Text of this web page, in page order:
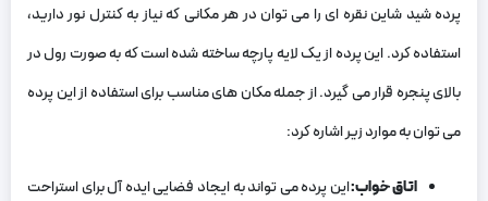
پرده شید شاین نقره ای را می توان در هر مکانی که نیاز به کنترل نور دارید،
استفاده کرد. این پرده از یک لایه پارچه ساخته شده است که به صورت رول در
بالای پنجره قرار می گیرد. از جمله مکان های مناسب برای استفاده از این پرده
می توان به موارد زیر اشاره کرد:
اتاق خواب:این پرده می تواند به ایجاد فضایی ایده آل برای استراحت